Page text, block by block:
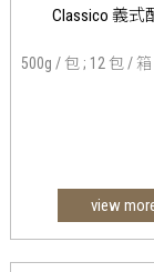
Classico 義式
500g / 包 ; 12 包 / 箱
view